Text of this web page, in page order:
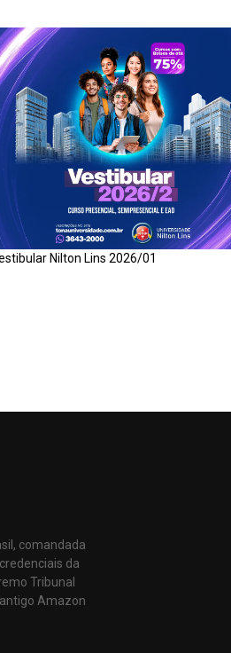
Nilton Lins 2026/01
comandada
da
Tribunal
Amazon